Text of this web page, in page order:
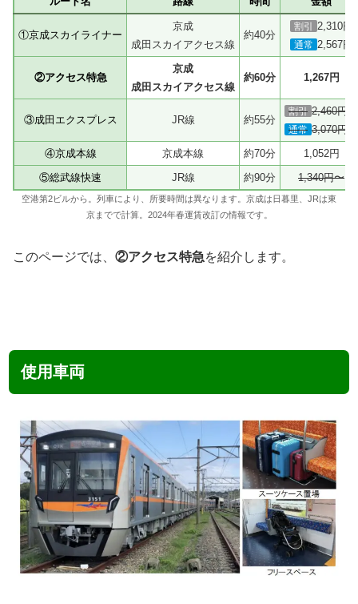
①京成スカイライナー
京成
成田スカイアクセス線
約40分
割引 2,310円
通常 2,567円
②アクセス特急
京成
成田スカイアクセス線
約60分 1,267円
③成田エクスプレス JR線 約55分
割引 2,460円〜
通常 3,070円〜
④京成本線
京成本線 約70分
1,052円
⑤総武線快速
JR線 約90分 1,340円〜
空港第2ビルから。列車により、所要時間は異なります。京成は日暮里、JRは東
京までで計算。2024年春運賃改訂の情報です。
このページでは、 ②アクセス特急を紹介します。
使用車両